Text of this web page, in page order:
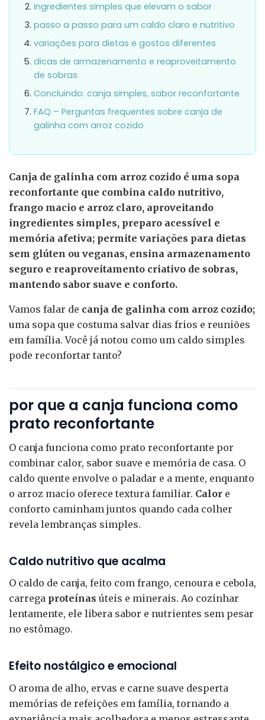
ingredientes simples que elevam o sabor
passo a passo para um caldo claro e nutritivo
variações para dietas e gostos diferentes
dicas de armazenamento e reaproveitamento
de sobras
Concluindo: canja simples, sabor reconfortante
FAQ – Perguntas frequentes sobre canja de
galinha com arroz cozido
Canja de galinha com arroz cozido é uma sopa
reconfortante que combina caldo nutritivo,
frango macio e arroz claro, aproveitando
ingredientes simples, preparo acessível e
memória afetiva; permite variações para dietas
sem glúten ou veganas, ensina armazenamento
seguro e reaproveitamento criativo de sobras,
mantendo sabor suave e conforto.
Vamos falar de canja de galinha com arroz cozido;
uma sopa que costuma salvar dias frios e reuniões
em família. Você já notou como um caldo simples
pode reconfortar tanto?
por que a canja funciona como
prato reconfortante
O canja funciona como prato reconfortante por
combinar calor, sabor suave e memória de casa. O
caldo quente envolve o paladar e a mente, enquanto
o arroz macio oferece textura familiar. Calor e
conforto caminham juntos quando cada colher
revela lembranças simples.
Caldo nutritivo que acalma
O caldo de canja, feito com frango, cenoura e cebola,
carrega proteínas úteis e minerais. Ao cozinhar
lentamente, ele libera sabor e nutrientes sem pesar
no estômago.
Efeito nostálgico e emocional
O aroma de alho, ervas e carne suave desperta
memórias de refeições em família, tornando a